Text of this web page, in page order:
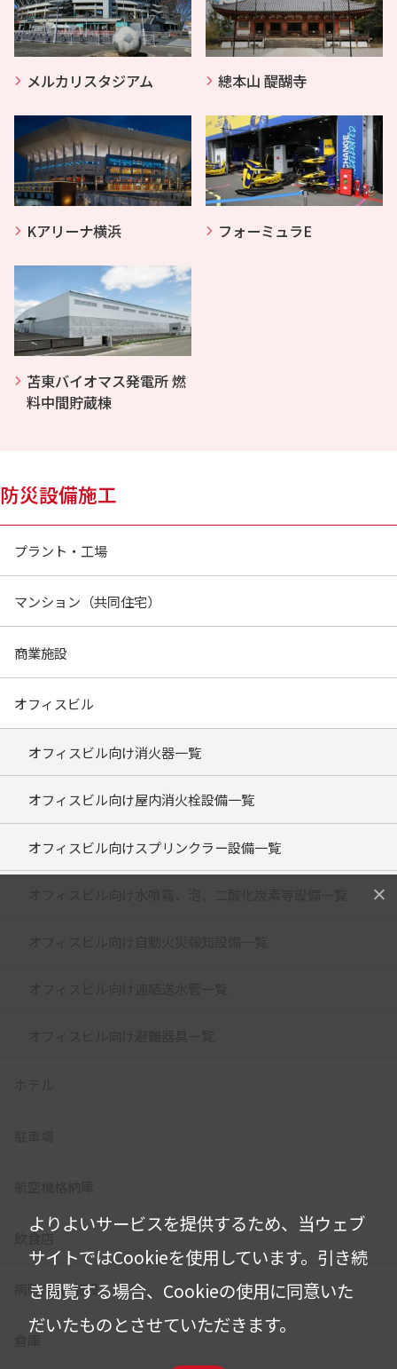
メルカリスタジアム 總本山 醍醐寺
Kアリーナ横浜 フォーミュラE
苫東バイオマス発電所 燃
料中間貯蔵棟
防災設備施工
プラント・工場
マンション（共同住宅）
商業施設
オフィスビル
オフィスビル向け消火器一覧
オフィスビル向け屋内消火栓設備一覧
オフィスビル向けスプリンクラー設備一覧
飲食店
病院/福祉施設
倉庫
よりよいサービスを提供するため、当ウェブ
サイトではCookieを使用しています。 引き続
き閲覧する場合、Cookieの使用に同意いた
だいたものとさせていただきます。